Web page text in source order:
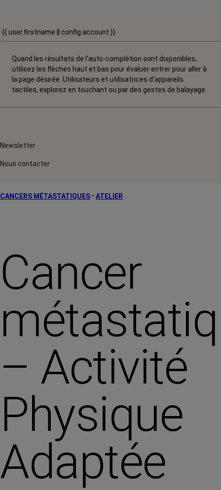
{{ user.firstname || config.account }}
Quand les résultats de l'auto-complétion sont disponibles,
utilisez les flèches haut et bas pour évaluer entrer pour aller à
la page désirée. Utilisateurs et utilisatrices d‘appareils
tactiles, explorez en touchant ou par des gestes de balayage.
Newsletter
Nous contacter
CANCERS MÉTASTATIQUES • ATELIER
Cancer
– Activité
Physique
Adaptée